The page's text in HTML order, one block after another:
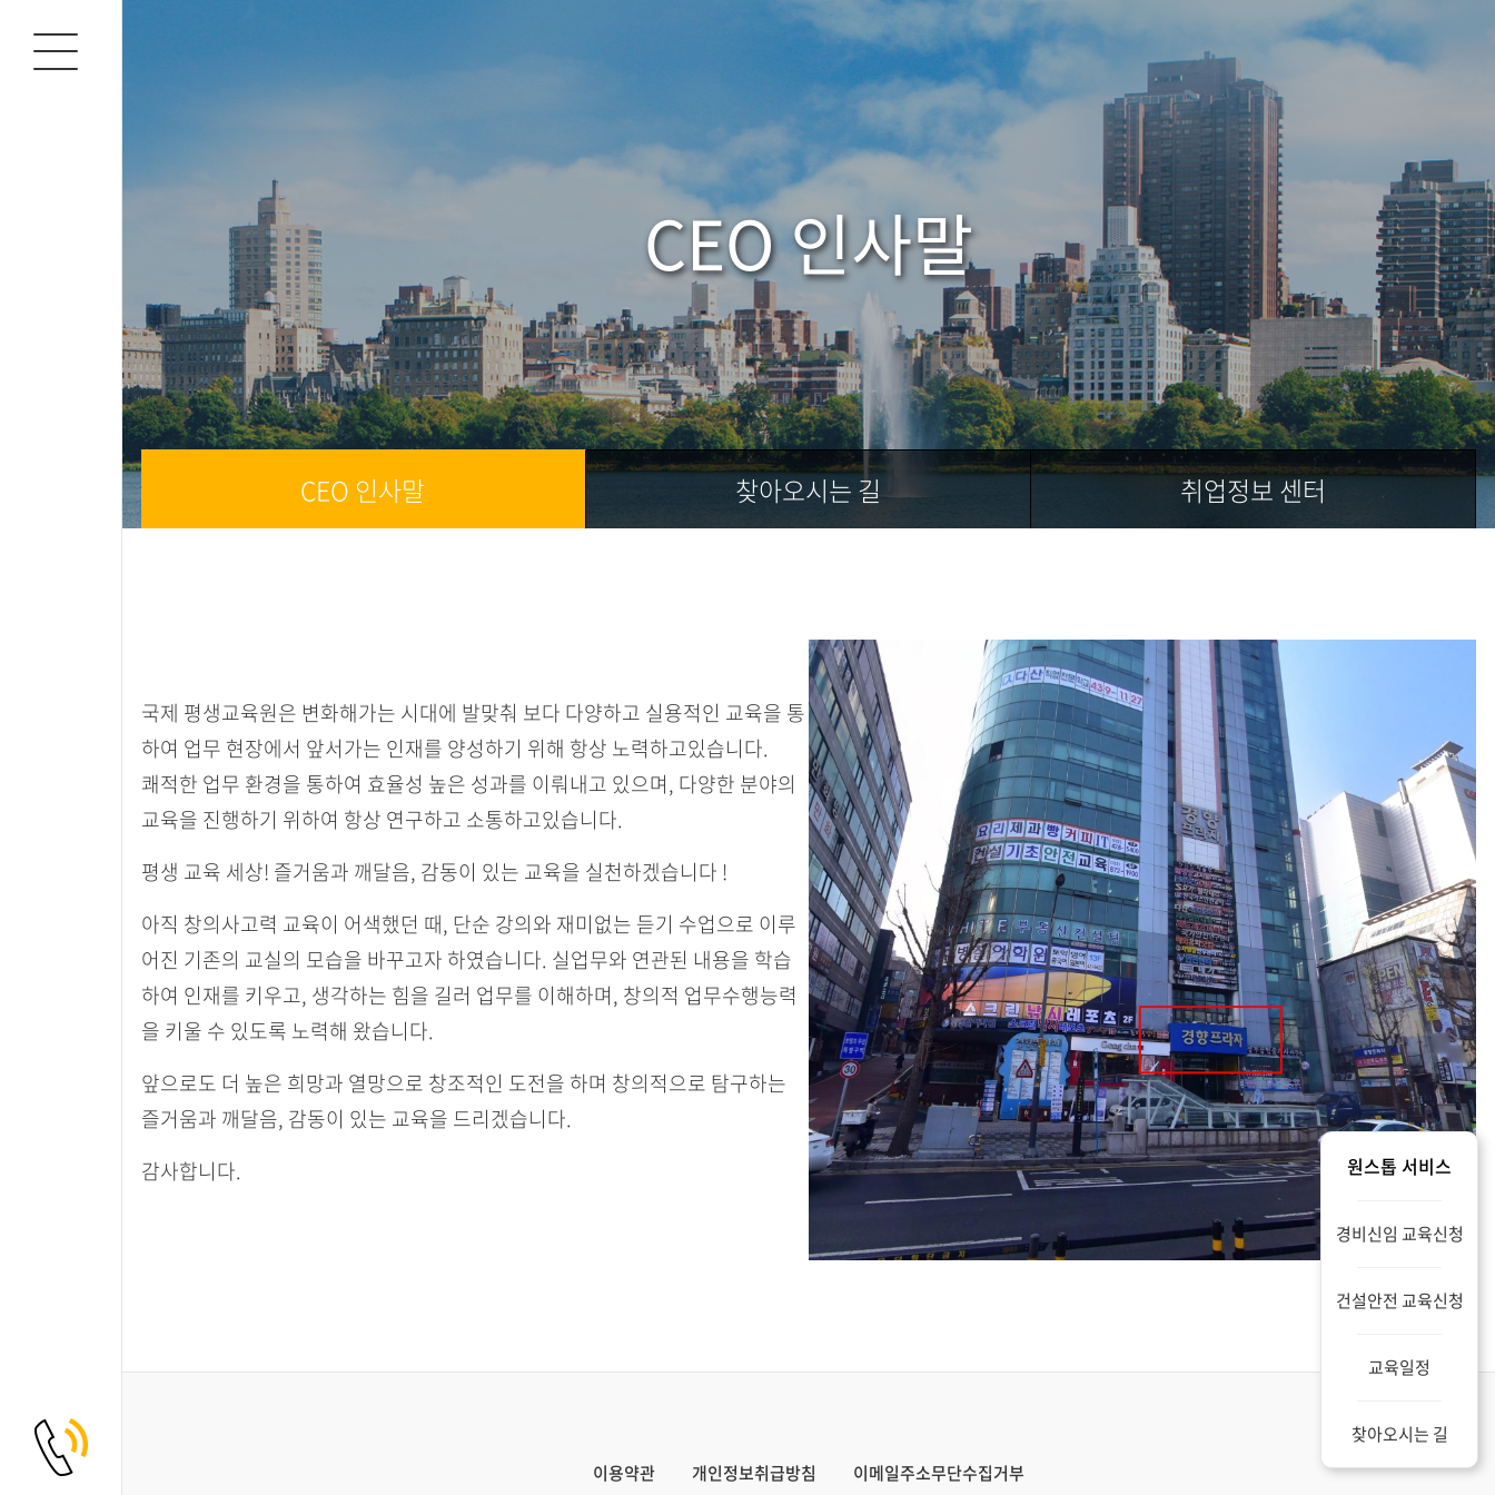
CEO 인사말
CEO 인사말 찾아오시는 길 취업정보 센터
국제 평생교육원은 변화해가는 시대에 발맞춰 보다 다양하고 실용적인 교육을 통
하여 업무 현장에서 앞서가는 인재를 양성하기 위해 항상 노력하고있습니다.
쾌적한 업무 환경을 통하여 효율성 높은 성과를 이뤄내고 있으며, 다양한 분야의
교육을 진행하기 위하여 항상 연구하고 소통하고있습니다.
평생 교육 세상! 즐거움과 깨달음, 감동이 있는 교육을 실천하겠습니다 !
아직 창의사고력 교육이 어색했던 때, 단순 강의와 재미없는 듣기 수업으로 이루
어진 기존의 교실의 모습을 바꾸고자 하였습니다. 실업무와 연관된 내용을 학습
하여 인재를 키우고, 생각하는 힘을 길러 업무를 이해하며, 창의적 업무수행능력
을 키울 수 있도록 노력해 왔습니다.
앞으로도 더 높은 희망과 열망으로 창조적인 도전을 하며 창의적으로 탐구하는
즐거움과 깨달음, 감동이 있는 교육을 드리겠습니다.
감사합니다.
원스톱 서비스
경비신임 교육신청
건설안전 교육신청
교육일정
찾아오시는 길
이용약관
개인정보취급방침 이메일주소무단수집거부